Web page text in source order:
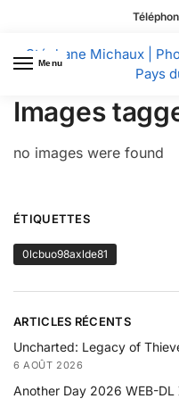
Menu
Stéphane Michaux |
Pays
Images
no images were found
ÉTIQUETTES
0lcbuo98axlde81
ARTICLES RÉCENTS
Uncharted: Legacy of
6 AOÛT 2026
Another Day 2026 WEB-DL